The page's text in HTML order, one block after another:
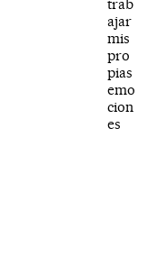
trab
ajar
mis
pro
pias
emo
cion
es